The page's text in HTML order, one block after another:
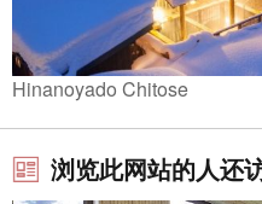
Hinanoyado Chitose
浏览此网站的人还